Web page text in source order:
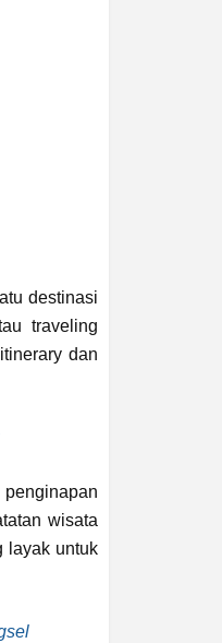
destinasi
traveling
dan
wisata
layak untuk